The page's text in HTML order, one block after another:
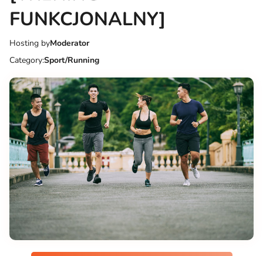
FUNKCJONALNY]
Hosting byModerator
Category:Sport/Running